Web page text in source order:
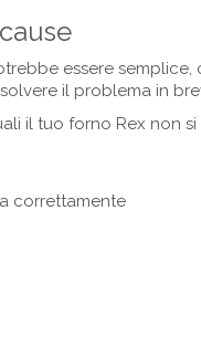
essere
il problema in
il tuo forno Rex non
correttamente